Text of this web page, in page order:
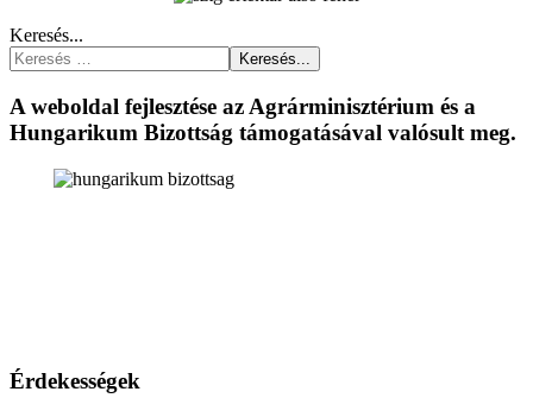
Keresés...
Keresés...
A weboldal fejlesztése az Agrárminisztérium és a
Hungarikum Bizottság támogatásával valósult meg.
Érdekességek